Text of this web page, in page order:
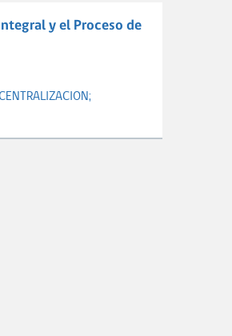
y el Proceso de